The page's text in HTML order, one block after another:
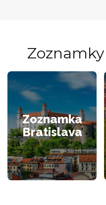
Zoznamka
Bratislava